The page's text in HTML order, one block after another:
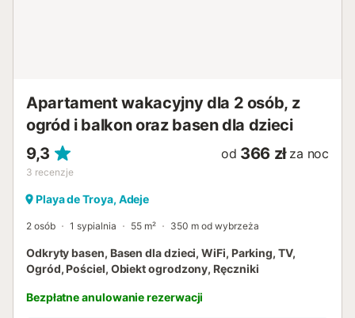
Apartament wakacyjny dla 2 osób, z
ogród i balkon oraz basen dla dzieci
9,3
3 recenzje
od 366 zł za noc
Playa de Troya, Adeje
2 osób 1 sypialnia 55 m² 350 m od wybrzeża
Odkryty basen, Basen dla dzieci, WiFi, Parking, TV,
Ogród, Pościel, Obiekt ogrodzony, Ręczniki
Bezpłatne anulowanie rezerwacji